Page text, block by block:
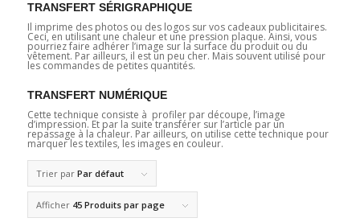
TRANSFERT SÉRIGRAPHIQUE
Il imprime des photos ou des logos sur vos cadeaux publicitaires.
Ceci, en utilisant une chaleur et une pression plaque. Ainsi, vous
pourriez faire adhérer l’image sur la surface du produit ou du
vêtement. Par ailleurs, il est un peu cher. Mais souvent utilisé pour
les commandes de petites quantités.
TRANSFERT NUMÉRIQUE
Cette technique consiste à profiler par découpe, l’image
d’impression. Et par la suite transférer sur l’article par un
repassage à la chaleur. Par ailleurs, on utilise cette technique pour
marquer les textiles, les images en couleur.
Trier par Par défaut
Afficher 45 Produits par page